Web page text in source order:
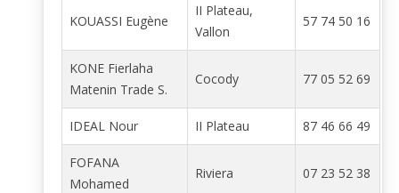
KOUASSI Eugène
II Plateau,
Vallon
57 74 50 16
KONE Fierlaha
Matenin Trade S.
Cocody 77 05 52 69
IDEAL Nour II Plateau 87 46 66 49
FOFANA
Mohamed
Riviera 07 23 52 38